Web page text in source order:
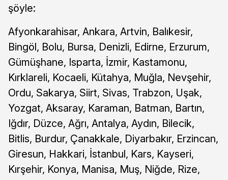
şöyle:
Afyonkarahisar, Ankara, Artvin, Balıkesir,
Bingöl, Bolu, Bursa, Denizli, Edirne, Erzurum,
Gümüşhane, Isparta, İzmir, Kastamonu,
Kırklareli, Kocaeli, Kütahya, Muğla, Nevşehir,
Ordu, Sakarya, Siirt, Sivas, Trabzon, Uşak,
Yozgat, Aksaray, Karaman, Batman, Bartın,
Iğdır, Düzce, Ağrı, Antalya, Aydın, Bilecik,
Bitlis, Burdur, Çanakkale, Diyarbakır, Erzincan,
Giresun, Hakkari, İstanbul, Kars, Kayseri,
Kırşehir, Konya, Manisa, Muş, Niğde, Rize,